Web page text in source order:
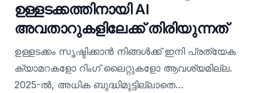
ഉള്ളടക്കത്തിനായി AI
അവതാറുകളിലേക്ക് തിരിയുന്നത്
ഉള്ളടക്കം സൃഷ്ടിക്കാൻ നിങ്ങൾക്ക് ഇനി പ്രത്യേക
ക്യാമറകളോ റിംഗ് ലൈറ്റുകളോ ആവശ്യമില്ല.
2025-ൽ, അധിക ബുദ്ധിമുട്ടില്ലാതെ